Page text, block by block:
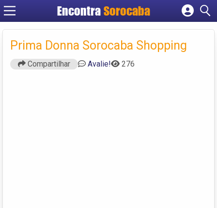
EncontraSorocaba
Cadastrar empresa
Criar conta
Prima Donna Sorocaba Shopping
Compartilhar Avalie! 276